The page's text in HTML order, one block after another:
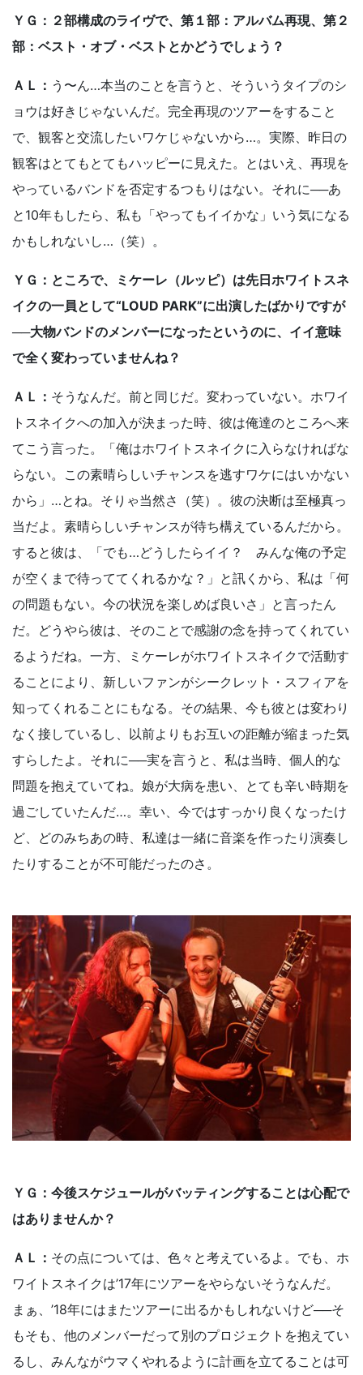
ＹＧ：２部構成のライヴで、第１部：アルバム再現、第２
部：ベスト・オブ・ベストとかどうでしょう？
ＡＬ： う〜ん…本当のことを言うと、そういうタイプのシ
ョウは好きじゃないんだ。完全再現のツアーをすること
で、観客と交流したいワケじゃないから…。実際、昨日の
観客はとてもとてもハッピーに見えた。とはいえ、再現を
やっているバンドを否定するつもりはない。それに──あ
と10年もしたら、私も「やってもイイかな」いう気になる
かもしれないし…（笑）。
ＹＧ：ところで、ミケーレ（ルッピ）は先日ホワイトスネ
イクの一員として“LOUD PARK”に出演したばかりですが
──大物バンドのメンバーになったというのに、イイ意味
で全く変わっていませんね？
ＡＬ： そうなんだ。前と同じだ。変わっていない。ホワイ
トスネイクへの加入が決まった時、彼は俺達のところへ来
てこう言った。「俺はホワイトスネイクに入らなければな
らない。この素晴らしいチャンスを逃すワケにはいかない
から」…とね。そりゃ当然さ（笑）。彼の決断は至極真っ
当だよ。素晴らしいチャンスが待ち構えているんだから。
すると彼は、「でも…どうしたらイイ？ みんな俺の予定
が空くまで待っててくれるかな？」と訊くから、私は「何
の問題もない。今の状況を楽しめば良いさ」と言ったん
だ。どうやら彼は、そのことで感謝の念を持ってくれてい
るようだね。一方、ミケーレがホワイトスネイクで活動す
ることにより、新しいファンがシークレット・スフィアを
知ってくれることにもなる。その結果、今も彼とは変わり
なく接しているし、以前よりもお互いの距離が縮まった気
すらしたよ。それに──実を言うと、私は当時、個人的な
問題を抱えていてね。娘が大病を患い、とても辛い時期を
過ごしていたんだ…。幸い、今ではすっかり良くなったけ
ど、どのみちあの時、私達は一緒に音楽を作ったり演奏し
たりすることが不可能だったのさ。
ＹＧ：今後スケジュールがバッティングすることは心配で
はありませんか？
ＡＬ： その点については、色々と考えているよ。でも、ホ
ワイトスネイクは’17年にツアーをやらないそうなんだ。
まぁ、’18年にはまたツアーに出るかもしれないけど──そ
もそも、他のメンバーだって別のプロジェクトを抱えてい
るし、みんながウマくやれるように計画を立てることは可